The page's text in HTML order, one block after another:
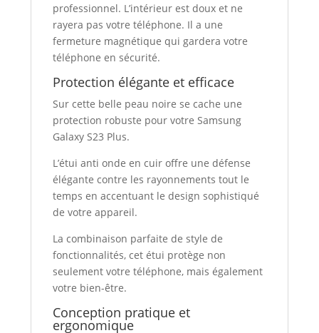
professionnel. L’intérieur est doux et ne
rayera pas votre téléphone. Il a une
fermeture magnétique qui gardera votre
téléphone en sécurité.
Protection élégante et efficace
Sur cette belle peau noire se cache une
protection robuste pour votre Samsung
Galaxy S23 Plus.
L’étui anti onde en cuir offre une défense
élégante contre les rayonnements tout le
temps en accentuant le design sophistiqué
de votre appareil.
La combinaison parfaite de style de
fonctionnalités, cet étui protège non
seulement votre téléphone, mais également
votre bien-être.
Conception pratique et
ergonomique